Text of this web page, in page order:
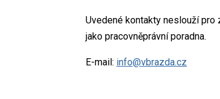
Uvedené kontakty neslouží
jako pracovněprávní poradna.
E-mail: info@vbrazda.cz